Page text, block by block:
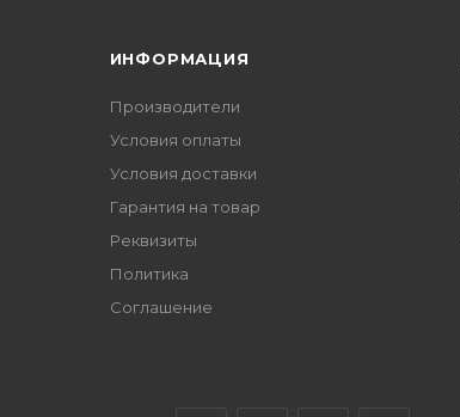
ИНФОРМАЦИЯ
Производители
Условия оплаты
Условия доставки
Гарантия на товар
Реквизиты
Политика
Соглашение